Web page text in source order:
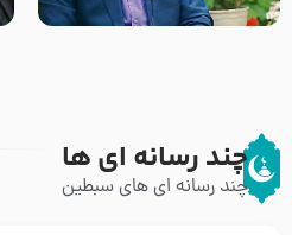
فرمودند وای بر بچه های آخر
چند رسانه ای ها
چند رسانه ای های سبطین